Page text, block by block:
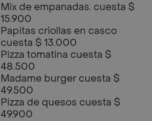
Mix de empanadas. cuesta $
15.900
Papitas criollas en casco
cuesta $ 13.000
Pizza tomatina cuesta $
48.500
Madame burger cuesta $
49.500
Pizza de quesos cuesta $
49.900